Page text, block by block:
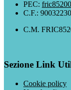
PEC:
C.F.:
C.M.
Sezione Link
Cookie policy